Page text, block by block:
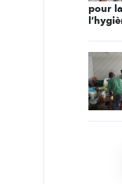
pour